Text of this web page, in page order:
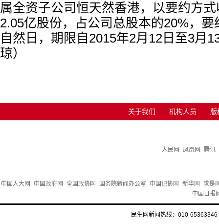
属全资子公司恒天然香港，以要约方
2.05亿股份，占公司总股本的20%，
自然日，期限自2015年2月12日至3月
琼）
关于我们 机构人员 版
人民网 凤凰网 腾讯
中国人大网 中国政府网 全国政协网 国务院新闻办公室 中国记协网 新华网
求是
中国日报
民生网新闻热线：010-